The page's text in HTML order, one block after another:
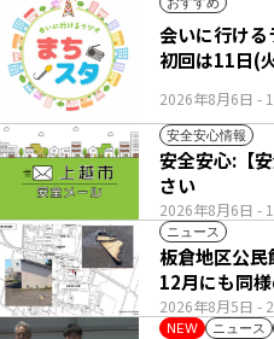
2026年8月6日 -
会いに行ける
初回は11日(
安全安心情報
2026年8月6日 -
安全安心:【
さい
ニュース
2026年8月5日 -
板倉地区公民
12月にも同
NEW ニュース